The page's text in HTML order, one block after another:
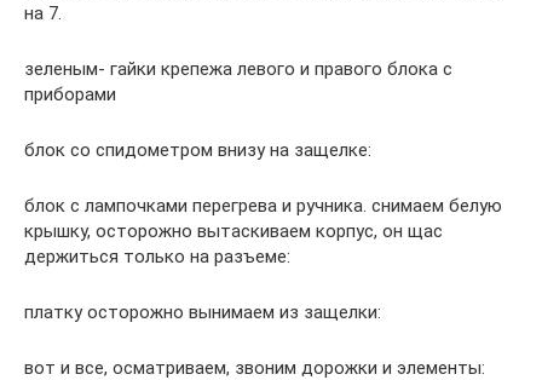
на 7.
зеленым- гайки крепежа левого и правого блока с
приборами
блок со спидометром внизу на защелке:
блок с лампочками перегрева и ручника. снимаем белую
крышку, осторожно вытаскиваем корпус, он щас
держиться только на разъеме:
платку осторожно вынимаем из защелки:
вот и все, осматриваем, звоним дорожки и элементы: